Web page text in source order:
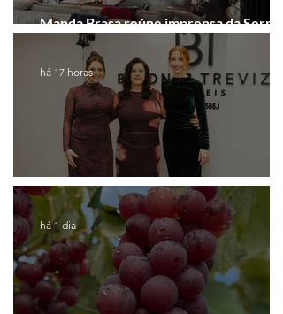
Manda Brasa reúne imprensa da Serra
Gaúcha para falar de expansão
Coluna de Caxias
há 17 horas
há 1 dia